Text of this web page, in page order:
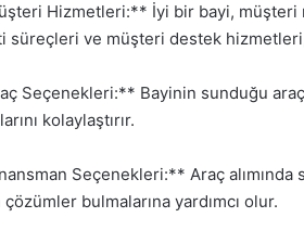
Hizmetleri:** İyi bir bayi, müşteri
süreçleri ve müşteri destek
Seçenekleri:** Bayinin sunduğu
kolaylaştırır.
Seçenekleri:** Araç
bulmalarına yardımcı olur.